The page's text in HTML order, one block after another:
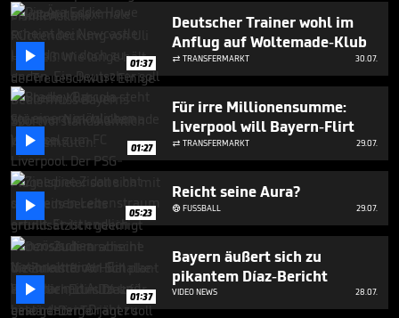
 01:37
Deutscher Trainer wohl im
Anflug auf Woltemade-Klub
 TRANSFERMARKT 30.07.
 01:27
Für irre Millionensumme:
Liverpool will Bayern-Flirt
 TRANSFERMARKT 29.07.
 05:23
Reicht seine Aura?
FUSSBALL 29.07.
 01:37
Bayern äußert sich zu
pikantem Díaz-Bericht
VIDEO NEWS 28.07.